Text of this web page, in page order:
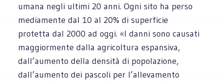
umana negli ultimi 20 anni. Ogni sito ha perso
mediamente dal 10 al 20% di superficie
protetta dal 2000 ad oggi. «I danni sono causati
maggiormente dalla agricoltura espansiva,
dall’aumento della densità di popolazione,
dall’aumento dei pascoli per l’allevamento